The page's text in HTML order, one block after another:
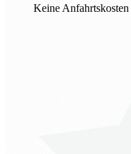
Keine Anfahrtskosten